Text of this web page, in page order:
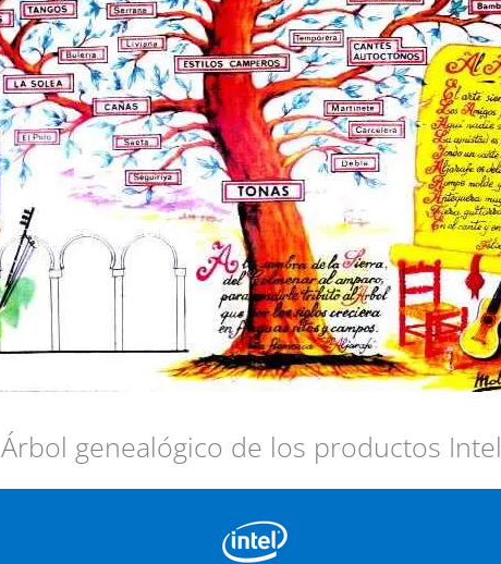
Árbol genealógico de los productos Intel